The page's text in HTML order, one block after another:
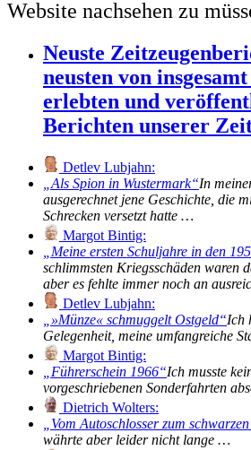
Website nachsehen zu
Neuste
neusten von
erlebten und
Berichten unserer
Detlev Lubjahn:
Als Spion in Wustermark In
ausgerechnet jene Geschichte, die
Schrecken versetzt hatte …
Margot Bintig:
Meine ersten Schuljahre in den
schlimmsten Kriegsschäden waren
aber es fehlte immer noch an
Detlev Lubjahn:
»Münze« schmuggelt Ostgeld Ich
Gelegenheit, meine umfangreiche
Margot Bintig:
Führerschein 1966 Ich musste
vorgeschriebenen Sonderfahrten
Dietrich Wolters:
Vom Autoschlosser zum
währte aber leider nicht lange …